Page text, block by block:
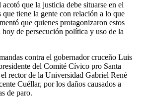
que la justicia debe situarse en el
tiene la gente con relación a lo que
que quienes protagonizaron estos
de persecución política y uso de la
contra el gobernador cruceño Luis
del Comité Cívico pro Santa
rector de la Universidad Gabriel René
Cuéllar, por los daños causados a
de paro.